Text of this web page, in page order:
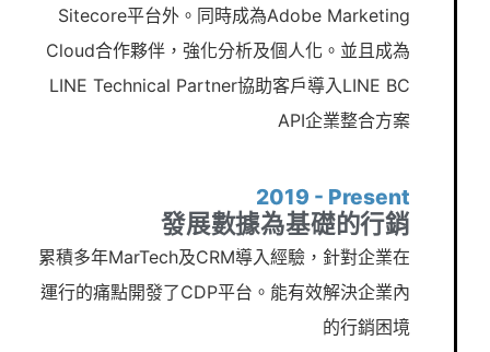
Sitecore平台外。同時成為Adobe Marketing
Cloud合作夥伴，強化分析及個人化。並且成為
LINE Technical Partner協助客戶導入LINE BC
API企業整合方案
2019 - Present
發展數據為基礎的行銷
累積多年MarTech及CRM導入經驗，針對企業在
運行的痛點開發了CDP平台。能有效解決企業內
的行銷困境